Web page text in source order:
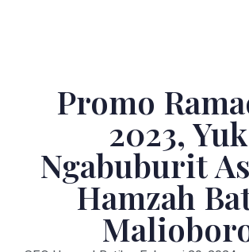
Promo
2023, Yuk
Ngabuburit
Hamzah